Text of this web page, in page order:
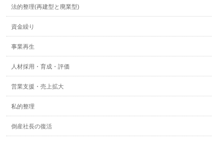
法的整理(再建型と廃業型)
資金繰り
事業再生
人材採用・育成・評価
営業支援・売上拡大
私的整理
倒産社長の復活